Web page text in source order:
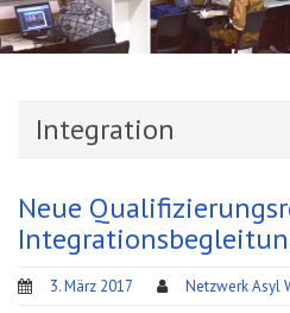
Integration
Neue
3. März 2017 Netzwerk Asyl